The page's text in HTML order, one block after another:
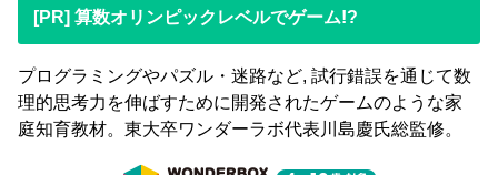
[PR] 算数オリンピックレベルでゲーム!?
プログラミングやパズル・迷路など, 試行錯誤を通じて数
理的思考力を伸ばすために開発されたゲームのような家
庭知育教材。東大卒ワンダーラボ代表川島慶氏総監修。